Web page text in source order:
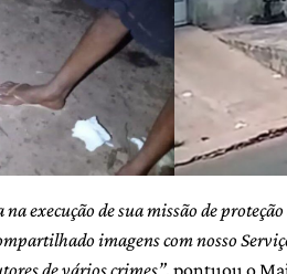
execução de sua missão de proteção
imagens com nosso